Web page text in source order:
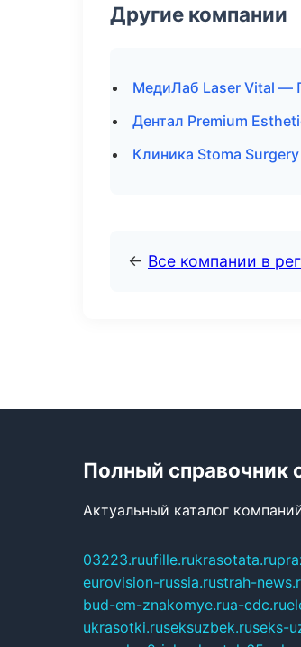
Другие компании
МедиЛаб Laser Vital —
Дентал Premium
Клиника Stoma
← Все компании в
Полный справочник
Актуальный каталог
03223.ruufille.rukrasotata.ru
eurovision-russia.rustrah-
bud-em-znakomye.rua-cdc.ru
ukrasotki.ruseksuzbek.ruseks-